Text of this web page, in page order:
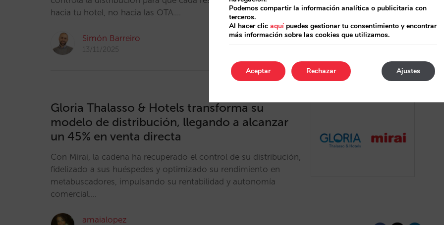
hacia tu hotel, no hacia las OTA.…
Simón Barreiro
13/11/2025
Gloria Thalasso & Hotels transforma su
modelo de distribución, llegando a alcanzar
un 45% en venta directa
Con Mirai, la cadena ha recuperado el control de su distribución,
fidelizado a sus huéspedes y optimizado su rendimiento en
metabuscadores, impulsando su rentabilidad y autonomía
comercial.…
amaialopez
Podemos compartir la información analítica o publicitaria con
terceros.
Al hacer clic aquípuedes gestionar tu consentimiento y encontrar
más información sobre las cookies que utilizamos.
Aceptar Ajustes
Rechazar